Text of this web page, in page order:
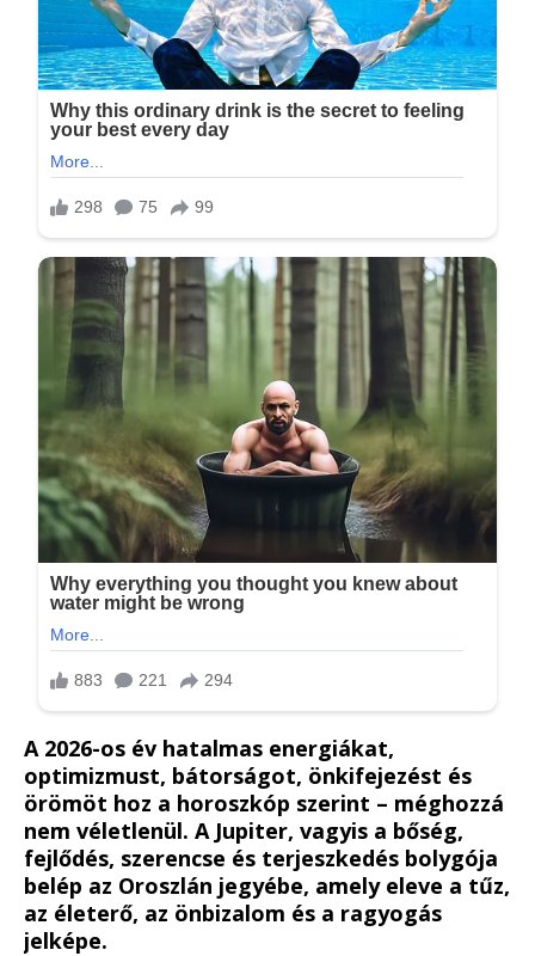
A 2026-os év hatalmas energiákat,
optimizmust, bátorságot, önkifejezést és
örömöt hoz a horoszkóp szerint – méghozzá
nem véletlenül. A Jupiter, vagyis a bőség,
fejlődés, szerencse és terjeszkedés bolygója
belép az Oroszlán jegyébe, amely eleve a tűz,
az életerő, az önbizalom és a ragyogás
jelképe.